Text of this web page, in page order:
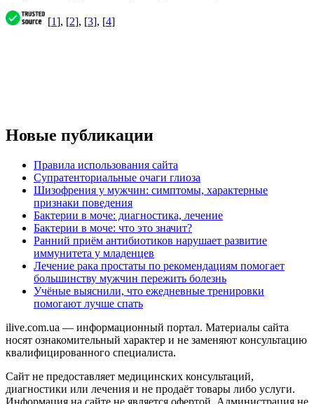
[1], [2], [3], [4]
Новые публикации
Правила использования сайта
Супратенториальные очаги глиоза
Шизофрения у мужчин: симптомы, характерные
признаки поведения
Бактерии в моче: диагностика, лечение
Бактерии в моче: что это значит?
Ранний приём антибиотиков нарушает развитие
иммунитета у младенцев
Лечение рака простаты по рекомендациям помогает
большинству мужчин пережить болезнь
Учёные выяснили, что ежедневные тренировки
помогают лучше спать
ilive.com.ua — информационный портал. Материалы сайта
носят ознакомительный характер и не заменяют консультацию
квалифицированного специалиста.
Сайт не предоставляет медицинских консультаций,
диагностики или лечения и не продаёт товары либо услуги.